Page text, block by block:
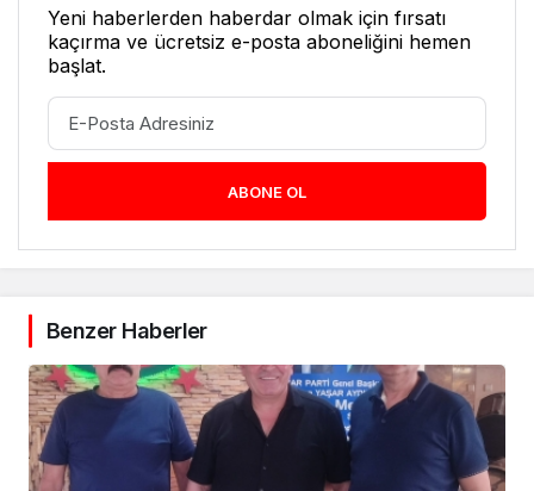
Yeni haberlerden haberdar olmak için fırsatı
kaçırma ve ücretsiz e-posta aboneliğini hemen
başlat.
ABONE OL
Benzer Haberler